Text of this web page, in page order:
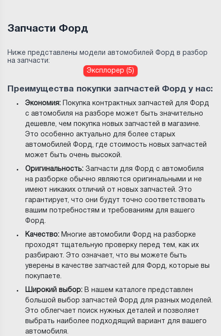
Запчасти Форд
Ниже представлены модели автомобилей Форд в разбор
на запчасти:
Эксплорер (5)
Преимущества покупки запчастей Форд у нас:
Экономия: Покупка контрактных запчастей для Форд
с автомобиля на разборе может быть значительно
дешевле, чем покупка новых запчастей в магазине.
Это особенно актуально для более старых
автомобилей Форд, где стоимость новых запчастей
может быть очень высокой.
Оригинальность: Запчасти для Форд с автомобиля
на разборке обычно являются оригинальными и не
имеют никаких отличий от новых запчастей. Это
гарантирует, что они будут точно соответствовать
вашим потребностям и требованиям для вашего
Форд.
Качество: Многие автомобили Форд на разборке
проходят тщательную проверку перед тем, как их
разбирают. Это означает, что вы можете быть
уверены в качестве запчастей для Форд, которые вы
покупаете.
Широкий выбор: В нашем каталоге представлен
большой выбор запчастей Форд для разных моделей.
Это облегчает поиск нужных деталей и позволяет
выбрать наиболее подходящий вариант для вашего
автомобиля.